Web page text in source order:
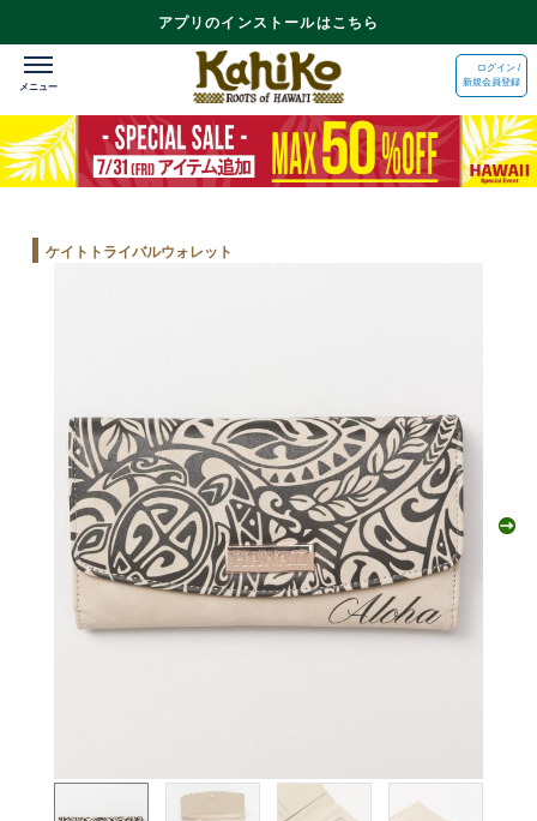
アプリのインストールはこちら
ログイン /
新規会員登録
ケイトトライバルウォレット